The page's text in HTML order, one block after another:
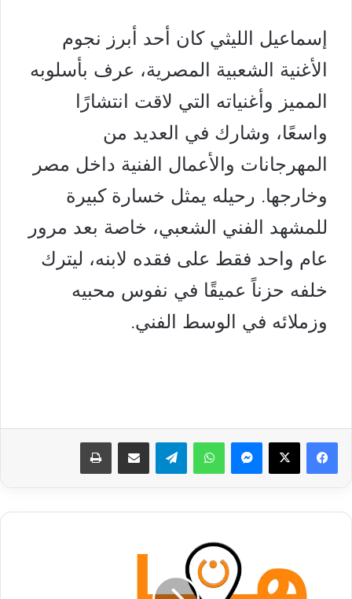
إسماعيل الليثي كان أحد أبرز نجوم
الأغنية الشعبية المصرية، عرف بأسلوبه
المميز وأغنياته التي لاقت انتشارًا
واسعًا، وشارك في العديد من
المهرجانات والأعمال الفنية داخل مصر
وخارجها. رحيله يمثل خسارة كبيرة
للمشهد الفني الشعبي، خاصة بعد مرور
عام واحد فقط على فقده لابنه، ليترك
خلفه حزناً عميقًا في نفوس محبيه
وزملائه في الوسط الفني.
فيسبوك ‫X ماسنجر واتساب تيلقرام مشاركة عبر البريد طباعة